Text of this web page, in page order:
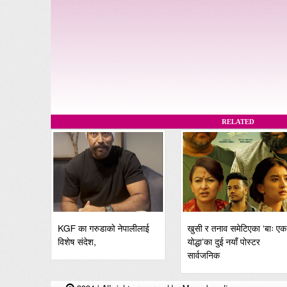
RELATED
KGF का गरुडाको नेपालीलाई
विशेष संदेश,
खुसी र तनाव समेटिएका ‘बाः एक
योद्धा’का दुई नयाँ पोस्टर
सार्वजनिक